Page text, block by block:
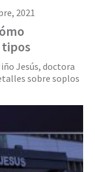
2021
tipos
Jesús, doctora
sobre soplos